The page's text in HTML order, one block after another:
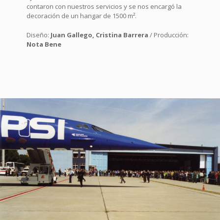
contaron con nuestros servicios y se nos encargó la
decoración de un hangar de 1500 m².
Diseño: Juan Gallego, Cristina Barrera / Producción:
Nota Bene